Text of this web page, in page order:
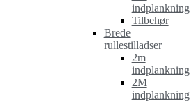
indplankning
Tilbehør
Brede
rullestilladser
2m
indplankning
2M
indplankning